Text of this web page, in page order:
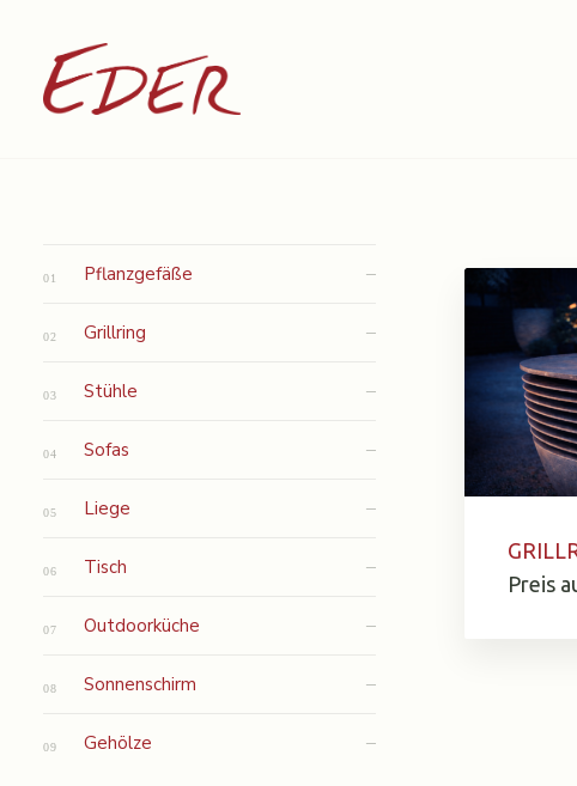
Pflanzgefäße
Grillring
Stühle
Sofas
Liege
Tisch
Outdoorküche
Sonnenschirm
Gehölze
Preis